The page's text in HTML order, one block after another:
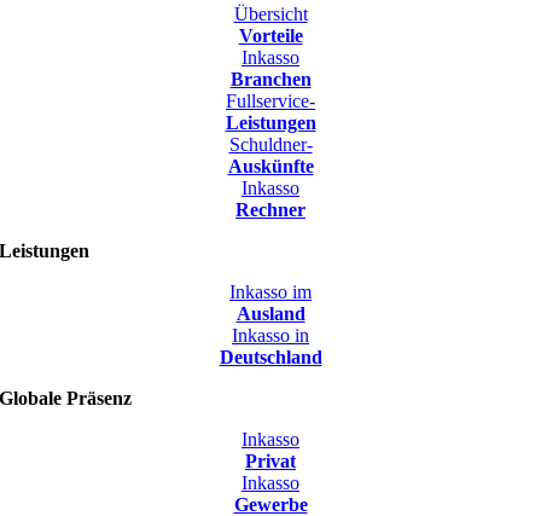
Übersicht
Vorteile
Inkasso
Branchen
Fullservice-
Leistungen
Schuldner-
Auskünfte
Inkasso
Rechner
Leistungen
Inkasso im
Ausland
Inkasso in
Deutschland
Globale Präsenz
Inkasso
Privat
Inkasso
Gewerbe